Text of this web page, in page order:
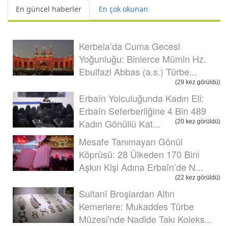
En güncel haberler En çok okunan
Kerbela’da Cuma Gecesi
Yoğunluğu: Binlerce Mümin Hz.
Ebulfazl Abbas (a.s.) Türbe...
(29 kez görüldü)
Erbaîn Yolculuğunda Kadın Eli:
Erbaîn Seferberliğine 4 Bin 489
Kadın Gönüllü Kat...
(20 kez görüldü)
Mesafe Tanımayan Gönül
Köprüsü: 28 Ülkeden 170 Bini
Aşkın Kişi Adına Erbaîn’de N...
(22 kez görüldü)
Sultanî Broşlardan Altın
Kemerlere: Mukaddes Türbe
Müzesi'nde Nadide Takı Koleks...